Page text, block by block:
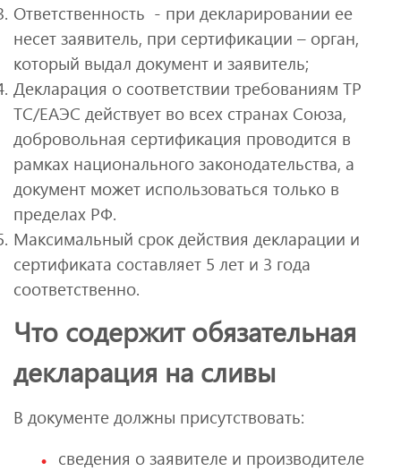
Ответственность - при декларировании ее
несет заявитель, при сертификации – орган,
который выдал документ и заявитель;
Декларация о соответствии требованиям ТР
ТС/ЕАЭС действует во всех странах Союза,
добровольная сертификация проводится в
рамках национального законодательства, а
документ может использоваться только в
пределах РФ.
Максимальный срок действия декларации и
сертификата составляет 5 лет и 3 года
соответственно.
Что содержит обязательная
декларация на сливы
В документе должны присутствовать:
сведения о заявителе и производителе